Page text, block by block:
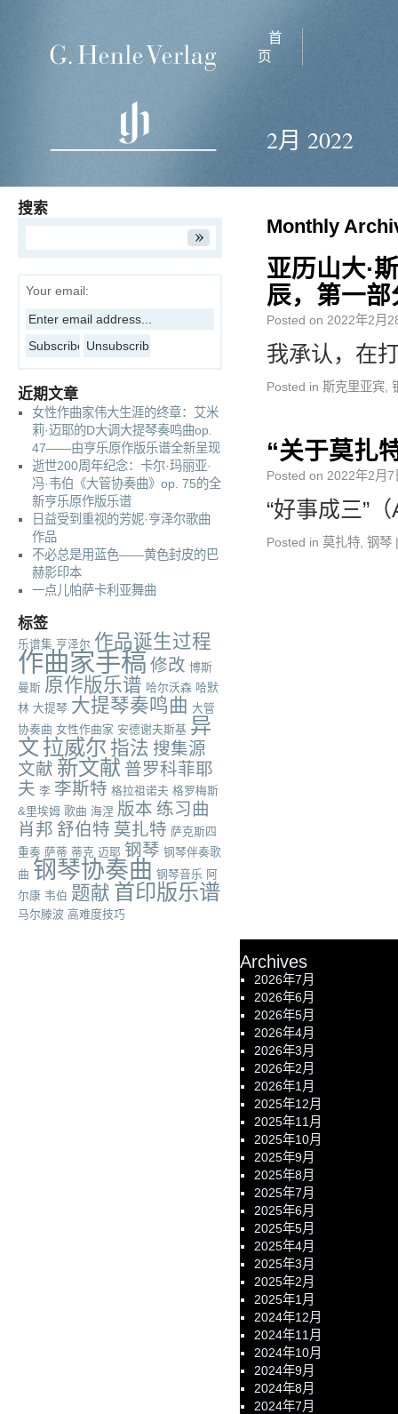
首
页
2月 2022
Monthly
亚历山大·
辰，第一部
Posted on 2022年2月
我承认，在
Posted in 斯克里亚宾
“关于莫扎
Posted on 2022年2月7
“好事成三”
Posted in 莫扎特 钢琴 |
搜索
Your email:
近期文章
女性作曲家伟大生涯的终章：艾米
莉·迈耶的D大调大提琴奏鸣曲op.
47——由亨乐原作版乐谱全新呈现
逝世200周年纪念：卡尔·玛丽亚·
冯·韦伯《大管协奏曲》op. 75的全
新亨乐原作版乐谱
日益受到重视的芳妮·亨泽尔歌曲
作品
不必总是用蓝色——黄色封皮的巴
赫影印本
一点儿帕萨卡利亚舞曲
标签
乐谱集 亨泽尔 作品诞生过程
作曲家手稿 修改 博斯
曼斯 原作版乐谱 哈尔沃森 哈默
林 大提琴 大提琴奏鸣曲 大管
协奏曲 女性作曲家 安德谢夫斯基 异
文 拉威尔 指法 搜集源
文献 新文献 普罗科菲耶
夫 李 李斯特 格拉祖诺夫 格罗梅斯
&里埃姆 歌曲 海涅 版本 练习曲
肖邦 舒伯特 莫扎特 萨克斯四
重奏 萨蒂 蒂克 迈耶 钢琴 钢琴伴奏歌
曲 钢琴协奏曲 钢琴音乐 阿
尔康 韦伯 题献 首印版乐谱
马尔滕波 高难度技巧
Archives
2026年7月
2026年6月
2026年5月
2026年4月
2026年3月
2026年2月
2026年1月
2025年12月
2025年11月
2025年10月
2025年9月
2025年8月
2025年7月
2025年6月
2025年5月
2025年4月
2025年3月
2025年2月
2025年1月
2024年12月
2024年11月
2024年10月
2024年9月
2024年8月
2024年7月